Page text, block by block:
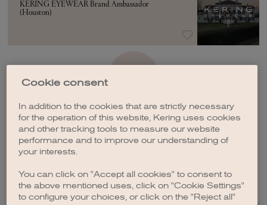
KERING EYEWEAR Brand Ambassador
(Houston)
Cookie consent
In addition to the cookies that are strictly necessary
for the operation of this website, Kering uses cookies
and other tracking tools to measure our website
performance and to improve our understanding of
your interests.
You can click on "Accept all cookies" to consent to
the above mentioned uses, click on "Cookie Settings"
to configure your choices, or click on the "Reject all"